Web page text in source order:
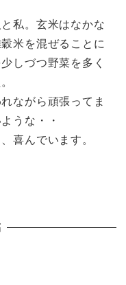
私。玄米はなかな
米を混ぜることに
しづつ野菜を多く
ながら頑張ってま
うな・・
喜んでいます。